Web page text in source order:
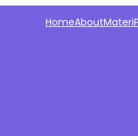
HomeAboutMateri